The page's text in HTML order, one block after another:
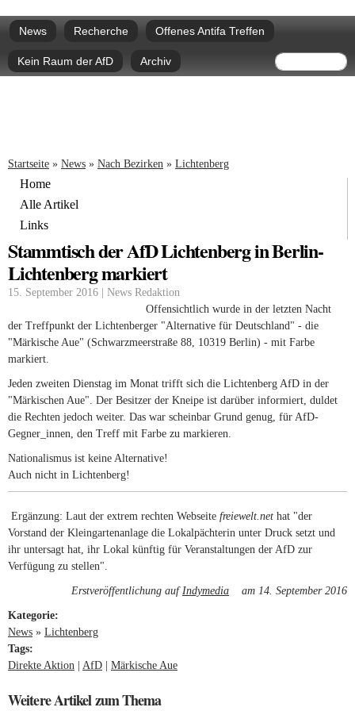
zum
Hauptmenü
News Recherche Offenes Antifa Treffen
Kein Raum der AfD Archiv Suche
Sie sind hier
Startseite » News » Nach Bezirken » Lichtenberg
Home
Alle Artikel
Links
Stammtisch der AfD Lichtenberg in Berlin-
Lichtenberg markiert
15. September 2016 | News Redaktion
Offensichtlich wurde in der letzten Nacht
der Treffpunkt der Lichtenberger "Alternative für Deutschland" - die
"Märkische Aue" (Schwarzmeerstraße 88, 10319 Berlin) - mit Farbe
markiert.
Jeden zweiten Dienstag im Monat trifft sich die Lichtenberg AfD in der
"Märkischen Aue". Der Besitzer der Kneipe ist darüber informiert, duldet
die Rechten jedoch weiter. Das war scheinbar Grund genug, für AfD-
Gegner_innen, den Treff mit Farbe zu markieren.
Nationalismus ist keine Alternative!
Auch nicht in Lichtenberg!
Ergänzung: Laut der extrem rechten Webseite freiewelt.net hat "der
Vorstand der Kleingartenanlage die Lokalpächterin unter Druck setzt und
ihr untersagt hat, ihr Lokal künftig für Veranstaltungen der AfD zur
Verfügung zu stellen".
Erstveröffentlichung aufIndymedia (link is external)
am 14. September 2016
Kategorie:
News » Lichtenberg
Tags:
Direkte Aktion
AfD Märkische Aue
Weitere Artikel zum Thema